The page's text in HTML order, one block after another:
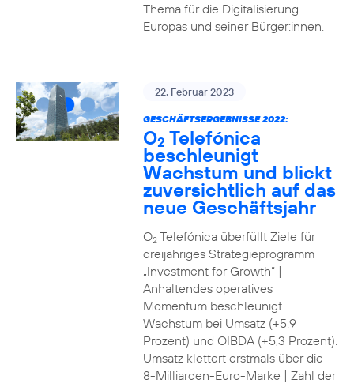
Thema für die Digitalisierung
Europas und seiner Bürger:innen.
22. Februar 2023
GESCHÄFTSERGEBNISSE 2022:
O2 Telefónica
beschleunigt
Wachstum und blickt
zuversichtlich auf das
neue Geschäftsjahr
O2Telefónica überfüllt Ziele für
dreijähriges Strategieprogramm
„Investment for Growth“ |
Anhaltendes operatives
Momentum beschleunigt
Wachstum bei Umsatz (+5.9
Prozent) und OIBDA (+5,3 Prozent).
Umsatz klettert erstmals über die
8-Milliarden-Euro-Marke | Zahl der